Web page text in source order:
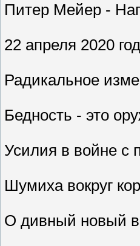
Питер Мейер -
22 апреля 2020
Радикальное
Бедность - это
Усилия в войне с
Шумиха вокруг
О дивный новый